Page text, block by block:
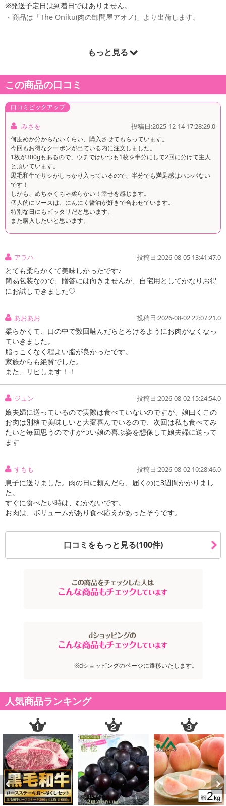
※発送予定日は到着日ではありません。
・商品は「The Oniku(肉の卸問屋アオノ)」より出荷します。
もっと見る
この商品の口コミ
口コミピックアップ
みさを 投稿日:2025-12-14 17:28:29.0
何度めか分からないくらい、購入させてもらっています。
今回もお得なクーポンが出ている内に注文しました。
1枚が300gもあるので、ウチではいつも1枚を半分にして2回に分けて主人
と頂いています。
黒毛和牛でサシがしっかり入っているので、半分でも満足感はハンパない
です！
しかも、めちゃくちゃ柔らかい！幸せを感じます。
個人的にソースは、にんにく醤油が好きで合わせています。
特別な日にもピッタリだと思います。
また購入したいと思います。
アラハ 投稿日:2026-08-05 13:41:47.0
とても柔らかくて美味しかったです♪
簡易包装なので、贈答には向きませんが、自宅用としてかなりお得
にお試しできました♡
あおあお 投稿日:2026-08-02 22:07:21.0
柔らかくて、口の中で数回噛んだらとろけるようにお肉がなくなっ
ていきました。
脂っこくなく程よい脂が良かったです。
家族からも絶賛でした。
また、リピします！！
ジュン 投稿日:2026-08-02 15:24:54.0
娘夫婦に送っているので実際は食べていないのですが、娘曰くこの
お肉は別格で美味しいと大変喜んでいるので、次回は私も食べてみ
たいと毎回思うのですがつい娘の喜ぶ姿を想像して娘夫婦に送って
ます
すもも 投稿日:2026-08-02 10:28:46.0
息子に送りました。肉の日に頼んだら、届くのに3週間かかりまし
た。
すぐに食べたい時は、むかないです。
お肉は、ボリュームがあり食べ応えがあったそうです。
口コミをもっと見る(100件)
※dショッピングのページに遷移いたします。
人気商品ランキング
Previous Next